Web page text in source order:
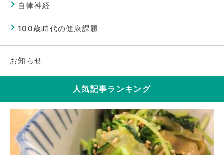
自律神経
100歳時代の健康課題
お知らせ
人気記事ランキング